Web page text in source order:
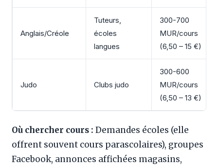
Anglais/Créole
Tuteurs,
écoles
langues
300-700
MUR/cours
(6,50 – 15 €)
Judo Clubs judo
300-600
MUR/cours
(6,50 – 13 €)
Où chercher cours : Demandes écoles (elle
offrent souvent cours parascolaires), groupes
Facebook, annonces affichées magasins,